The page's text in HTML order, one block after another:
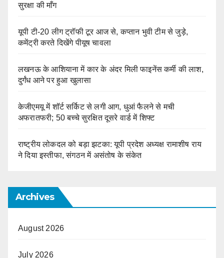
सुरक्षा की माँग
यूपी टी-20 लीग ट्रॉफी टूर आज से, कप्तान भुवी टीम से जुड़े,
कमेंट्री करते दिखेंगे पीयूष चावला
लखनऊ के आशियाना में कार के अंदर मिली फाइनेंस कर्मी की लाश,
दुर्गंध आने पर हुआ खुलासा
केजीएमयू में शॉर्ट सर्किट से लगी आग, धुआं फैलने से मची
अफरातफरी; 50 बच्चे सुरक्षित दूसरे वार्ड में शिफ्ट
राष्ट्रीय लोकदल को बड़ा झटका: यूपी प्रदेश अध्यक्ष रामाशीष राय
ने दिया इस्तीफा, संगठन में असंतोष के संकेत
Archives
August 2026
July 2026